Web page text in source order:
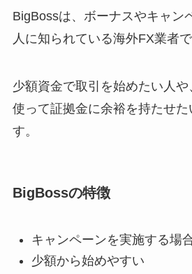
BigBossは、ボーナスやキャン
人に知られている海外FX業者で
少額資金で取引を始めたい人
使って証拠金に余裕を持たせた
す。
BigBossの特徴
キャンペーンを実施する場
少額から始めやすい